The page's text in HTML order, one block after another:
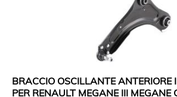
BRACCIO OSCILLANTE ANTERIORE
PER RENAULT MEGANE III MEGANE